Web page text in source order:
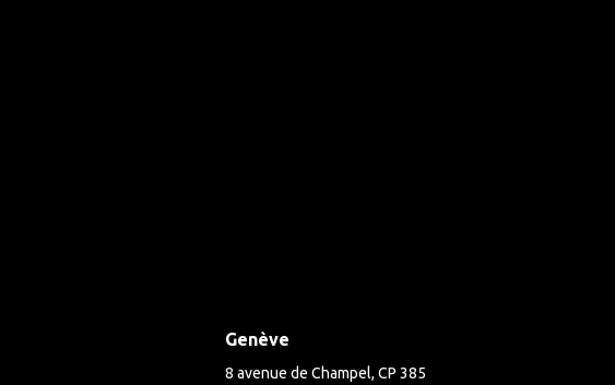
Genève
8 avenue de Champel, CP 385